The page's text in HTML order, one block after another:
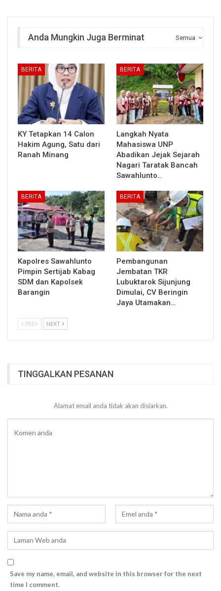
Semua
Anda Mungkin Juga Berminat
BERITA
KY Tetapkan 14 Calon
Hakim Agung, Satu dari
Ranah Minang
BERITA
Langkah Nyata
Mahasiswa UNP
Abadikan Jejak Sejarah
Nagari Taratak Bancah
Sawahlunto…
BERITA
Kapolres Sawahlunto
Pimpin Sertijab Kabag
SDM dan Kapolsek
Barangin
BERITA
Pembangunan
Jembatan TKR
Lubuktarok Sijunjung
Dimulai, CV Beringin
Jaya Utamakan…
PREV NEXT
TINGGALKAN PESANAN
Alamat email anda tidak akan disiarkan.
Save my name, email, and website in this browser for the next
time I comment.